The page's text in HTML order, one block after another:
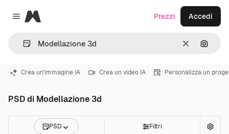
Close menu
Magnific
CancellaCerca
Prezzi Accedi
Crea un'immagine IA Crea un video IA Personalizza un
PSD di Modellazione 3d
PSD Filtri